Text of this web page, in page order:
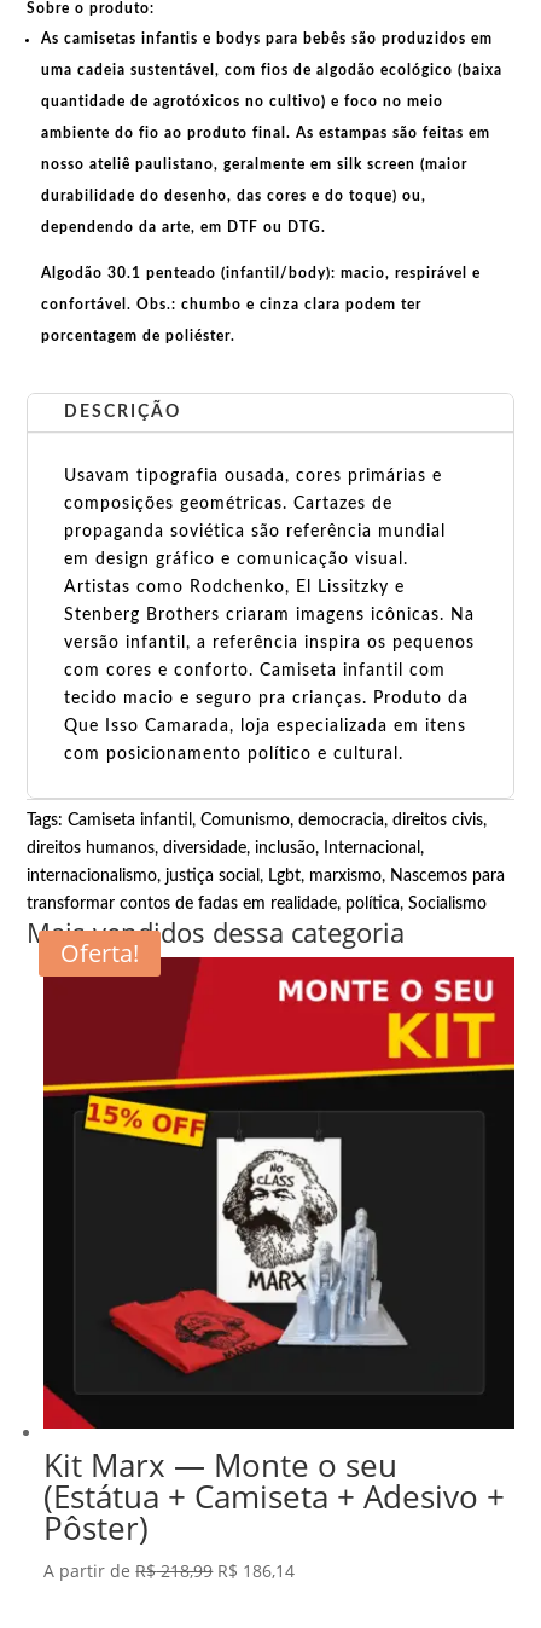
em
realidade
quantidade
Sobre o produto:
Ascamisetas infantis e bodys para bebês são produzidos em
uma cadeia sustentável, com fios dealgodão ecológico (baixa
quantidade de agrotóxicos no cultivo) e foco no meio
ambiente do fio ao produto final. Asestampas são feitas em
nosso ateliê paulistano, geralmente emsilk screen (maior
durabilidade do desenho, das cores e do toque) ou,
dependendo da arte, em DTF ou DTG.
Algodão 30.1 penteado (infantil/body): macio, respirável e
confortável.Obs.: chumbo e cinza clara podem ter
porcentagem de poliéster.
DESCRIÇÃO
Usavam tipografia ousada, cores primárias e
composições geométricas. Cartazes de
propaganda soviética são referência mundial
em design gráfico e comunicação visual.
Artistas como Rodchenko, El Lissitzky e
Stenberg Brothers criaram imagens icônicas. Na
versão infantil, a referência inspira os pequenos
com cores e conforto. Camiseta infantil com
tecido macio e seguro pra crianças. Produto da
Que Isso Camarada, loja especializada em itens
com posicionamento político e cultural.
Tags:Camiseta infantil,Comunismo,democracia,direitos civis,
direitos humanos,diversidade, inclusão, Internacional,
internacionalismo, justiça social, Lgbt, marxismo, Nascemos para
transformar contos de fadas em realidade, política,Socialismo
Mais vendidos dessa categoria
Oferta!
Kit Marx — Monte o seu
(Estátua + Camiseta + Adesivo +
Pôster)
A partir deR$218,99 O
R$ 186,14O